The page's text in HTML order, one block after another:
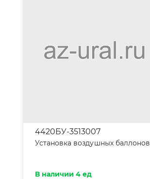
4420БУ-3513007
Установка воздушных баллонов
В наличии 4 ед